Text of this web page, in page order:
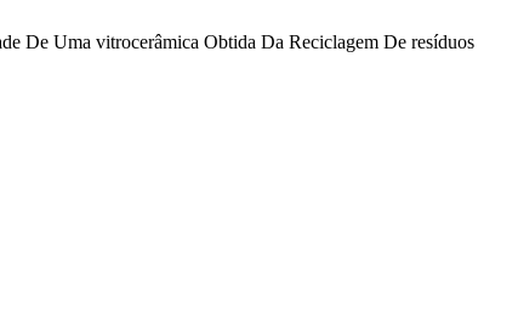
De Uma vitrocerâmica Obtida Da Reciclagem De resíduos